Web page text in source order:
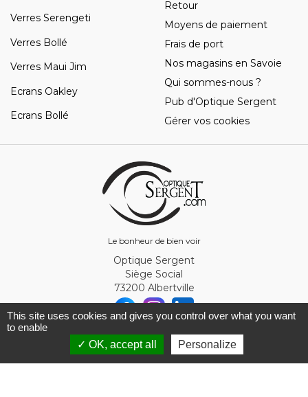
Le bonheur de bien voir
Verres Serengeti
Verres Bollé
Verres Maui Jim
Ecrans Oakley
Ecrans Bollé
Retour
Moyens de paiement
Frais de port
Nos magasins en Savoie
Qui sommes-nous ?
Pub d'Optique Sergent
Gérer vos cookies
Optique Sergent
Siège Social
73200 Albertville
© Optique Sergent 2026 - SIRET 32993919300010
This site uses cookies and gives you control over what you want
to enable
✓ OK, accept all
Personalize